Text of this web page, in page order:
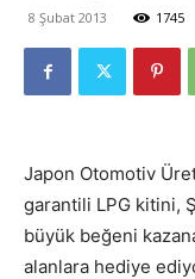
8 Şubat 2013 1745
Japon Otomotiv
garantili LPG kitini,
büyük beğeni
alanlara hediye